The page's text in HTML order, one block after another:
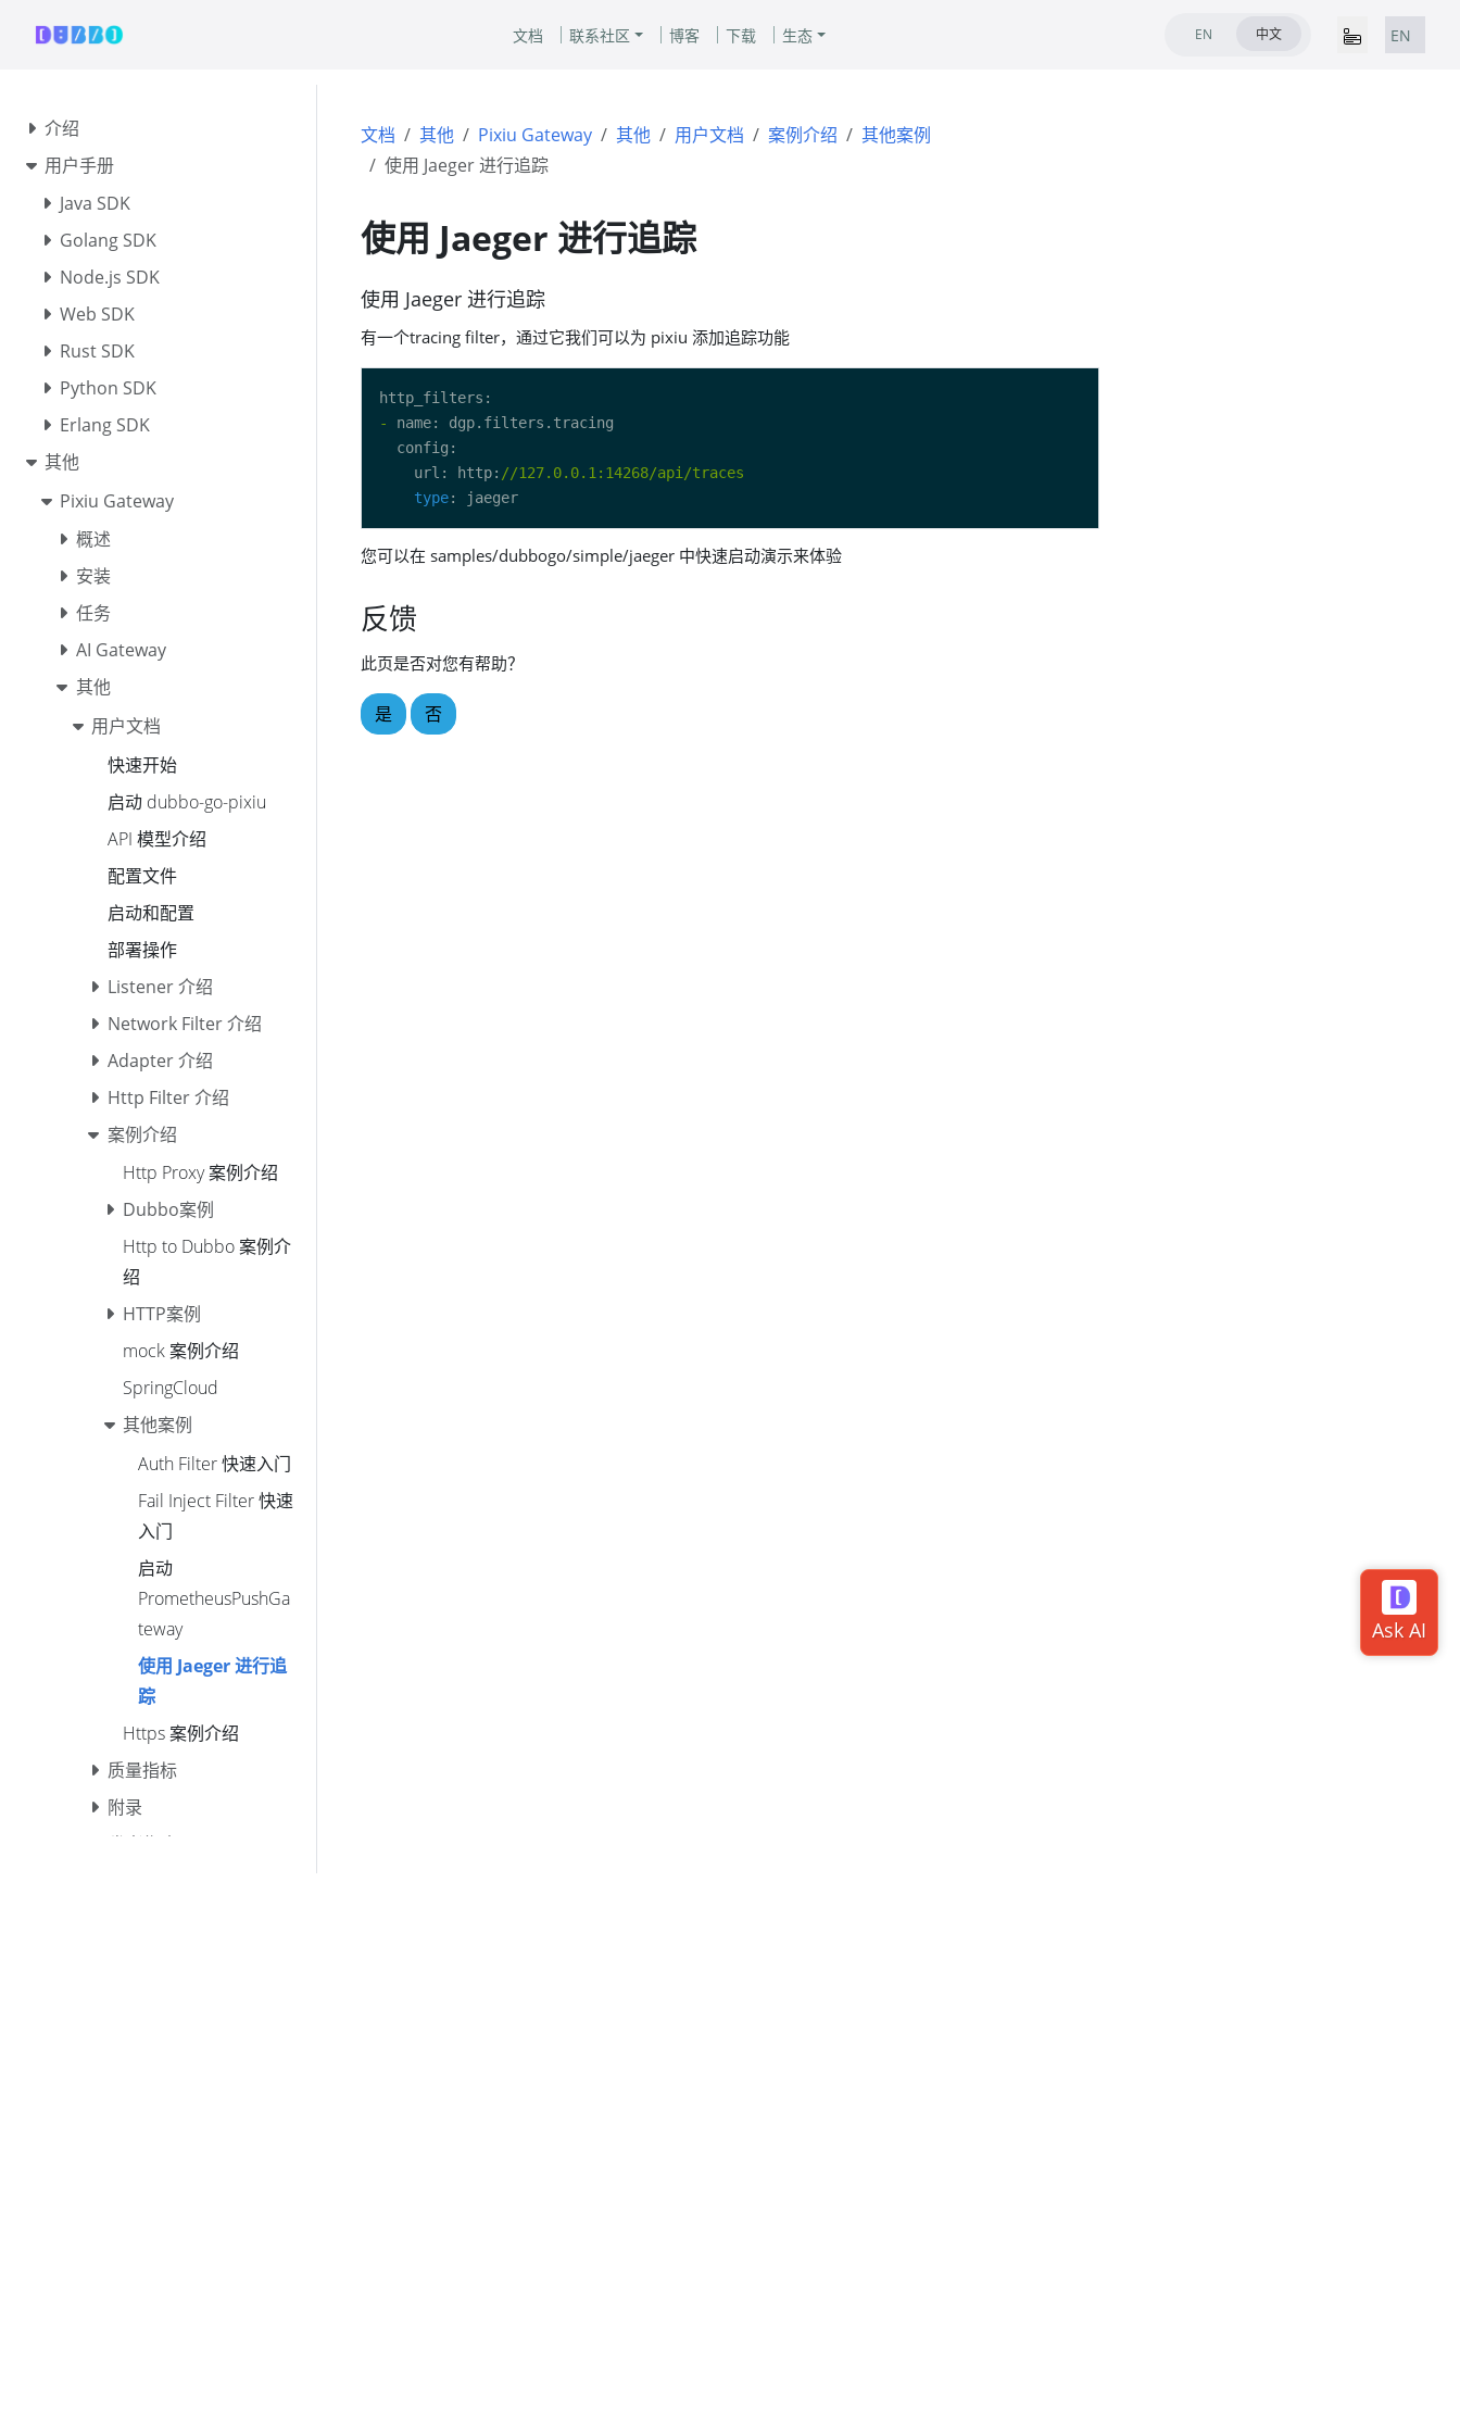
文档 联系社区 博客 下载 生态 EN 中文 EN
介绍
用户手册
Java SDK
Golang SDK
Node.js SDK
Web SDK
Rust SDK
Python SDK
Erlang SDK
其他
Pixiu Gateway
概述
安装
任务
AI Gateway
其他
用户文档
快速开始
启动 dubbo-go-pixiu
API 模型介绍
配置文件
启动和配置
部署操作
Listener 介绍
Network Filter 介绍
Adapter 介绍
Http Filter 介绍
案例介绍
Http Proxy 案例介绍
Dubbo案例
Http to Dubbo 案例介
绍
HTTP案例
mock 案例介绍
SpringCloud
其他案例
Auth Filter 快速入门
Fail Inject Filter 快速
入门
启动
PrometheusPushGa
teway
使用 Jaeger 进行追
踪
Https 案例介绍
质量指标
附录
开发者指南
文档 其他 Pixiu Gateway 其他 用户文档 案例介绍
其他案例
使用 Jaeger 进行追踪
使用 Jaeger 进行追踪
使用 Jaeger 进行追踪
有一个tracing filter，通过它我们可以为 pixiu 添加追踪功能
-
    url: http:
//127.0.0.1:14268/api/traces
type
您可以在 samples/dubbogo/simple/jaeger 中快速启动演示来体验
反馈
此页是否对您有帮助？
是 否